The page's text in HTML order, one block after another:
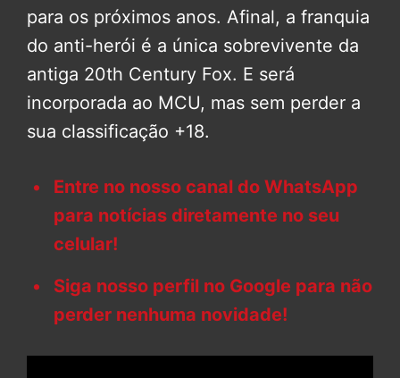
para os próximos anos. Afinal, a franquia
do anti-herói é a única sobrevivente da
antiga 20th Century Fox. E será
incorporada ao MCU, mas sem perder a
sua classificação +18.
Entre no nosso canal do WhatsApp
para notícias diretamente no seu
celular!
Siga nosso perfil no Google para não
perder nenhuma novidade!